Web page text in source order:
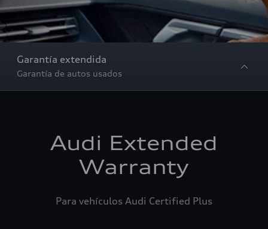
Garantía extendida
Garantía de autos usados
Audi Extended
Warranty
Para vehículos Audi Certified Plus